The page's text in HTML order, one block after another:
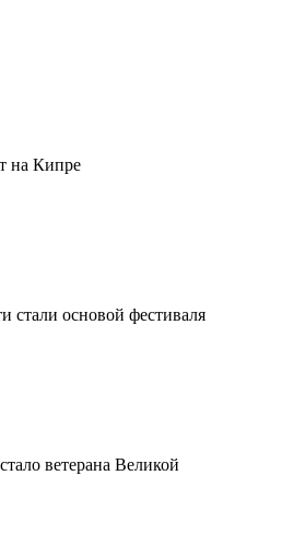
на Кипре
стали основой фестиваля
ветерана Великой